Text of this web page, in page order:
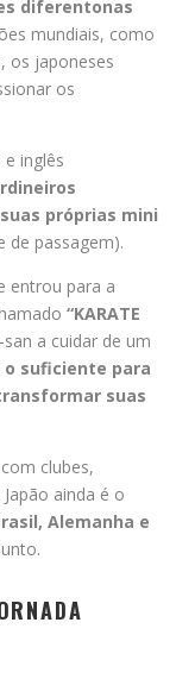
diferentonas
mundiais, como
os japoneses
os
inglês
próprias mini
de passagem).
entrou para a
“KARATE
a cuidar de um
o suficiente para
suas
clubes,
ainda é o
Alemanha e